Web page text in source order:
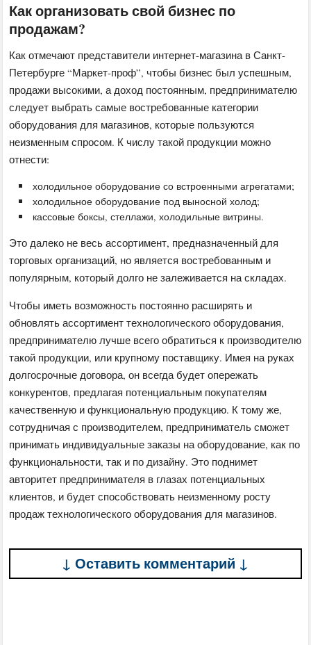
Как организовать свой бизнес по
продажам?
Как отмечают представители интернет-магазина в Санкт-
Петербурге “Маркет-проф”, чтобы бизнес был успешным,
продажи высокими, а доход постоянным, предпринимателю
следует выбрать самые востребованные категории
оборудования для магазинов, которые пользуются
неизменным спросом. К числу такой продукции можно
отнести:
холодильное оборудование со встроенными агрегатами;
холодильное оборудование под выносной холод;
кассовые боксы, стеллажи, холодильные витрины.
Это далеко не весь ассортимент, предназначенный для
торговых организаций, но является востребованным и
популярным, который долго не залеживается на складах.
Чтобы иметь возможность постоянно расширять и
обновлять ассортимент технологического оборудования,
предпринимателю лучше всего обратиться к производителю
такой продукции, или крупному поставщику. Имея на руках
долгосрочные договора, он всегда будет опережать
конкурентов, предлагая потенциальным покупателям
качественную и функциональную продукцию. К тому же,
сотрудничая с производителем, предприниматель сможет
принимать индивидуальные заказы на оборудование, как по
функциональности, так и по дизайну. Это поднимет
авторитет предпринимателя в глазах потенциальных
клиентов, и будет способствовать неизменному росту
продаж технологического оборудования для магазинов.
↓ Оставить комментарий ↓